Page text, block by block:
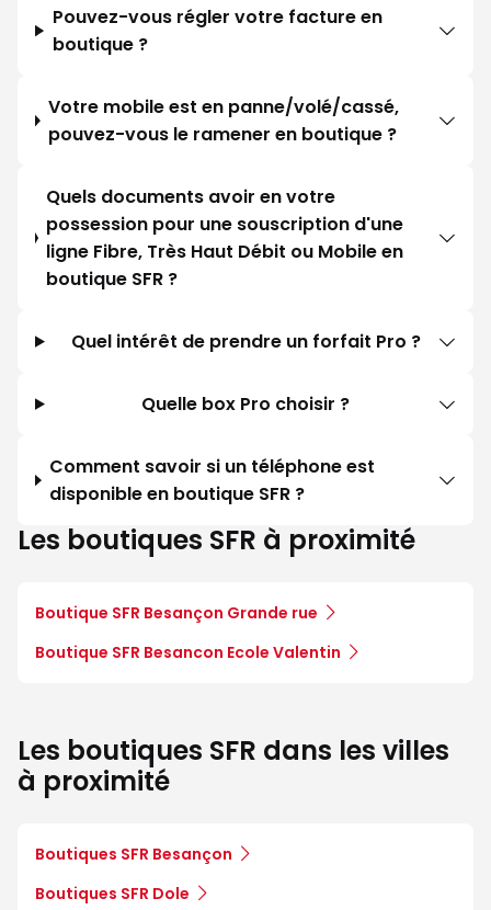
Pouvez-vous régler votre facture en
boutique ?
Votre mobile est en panne/volé/cassé,
pouvez-vous le ramener en boutique ?
Quels documents avoir en votre
possession pour une souscription d'une
ligne Fibre, Très Haut Débit ou Mobile en
boutique SFR ?
Quel intérêt de prendre un forfait Pro ?
Quelle box Pro choisir ?
Comment savoir si un téléphone est
disponible en boutique SFR ?
Les boutiques SFR à proximité
Boutique SFR Besançon Grande rue
Boutique SFR Besancon Ecole Valentin
Les boutiques SFR dans les villes
à proximité
Boutiques SFR Besançon
Boutiques SFR Dole